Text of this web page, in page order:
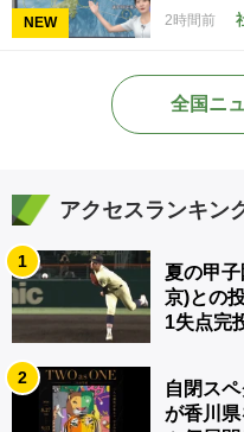
NEW 2時間前
全国ニ
アクセスランキン
1
夏の甲
京)との
1失点完
2
自閉ス
が香川